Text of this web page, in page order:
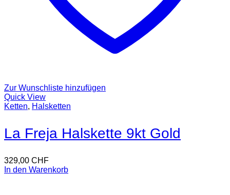
Zur Wunschliste hinzufügen
Quick View
Ketten, Halsketten
La Freja Halskette 9kt Gold
329,00 CHF
In den Warenkorb